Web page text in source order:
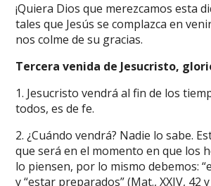
¡Quiera Dios que merezcamos esta
tales que Jesús se complazca en
nos colme de su gracias.
Tercera venida de Jesucristo,
1. Jesucristo vendrá al fin de los
todos, es de fe.
2. ¿Cuándo vendrá? Nadie lo sabe.
que será en el momento en que los
lo piensen, por lo mismo debemos:
y “estar preparados” (Mat., XXIV, 42 y